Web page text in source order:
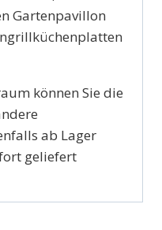
Gartenpavillon
können Sie die
ab Lager
geliefert